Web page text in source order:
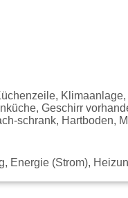
Geschirr
schrank, Hartboden,
Energie (Strom),